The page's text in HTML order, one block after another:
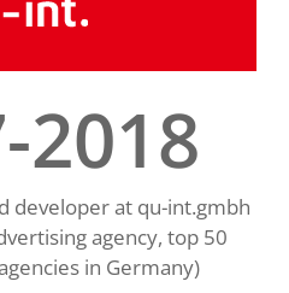
2018
developer at qu-int.gmbh
agency, top 50
in Germany)